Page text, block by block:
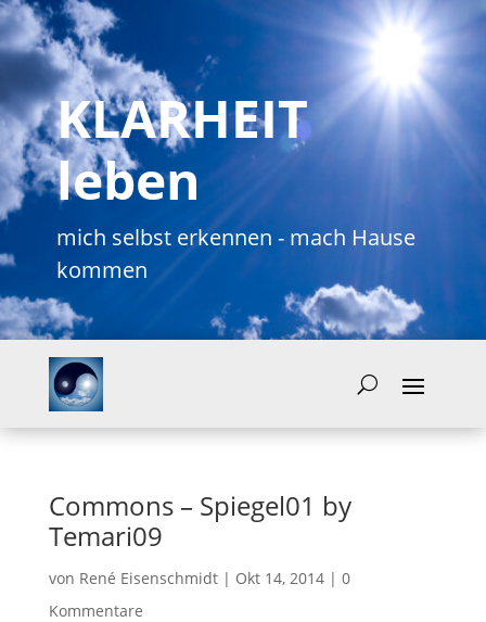
KLARHEIT
leben
mich selbst erkennen - mach Hause
kommen
Commons – Spiegel01 by
Temari09
von René Eisenschmidt| Okt 14, 2014| 0
Kommentare